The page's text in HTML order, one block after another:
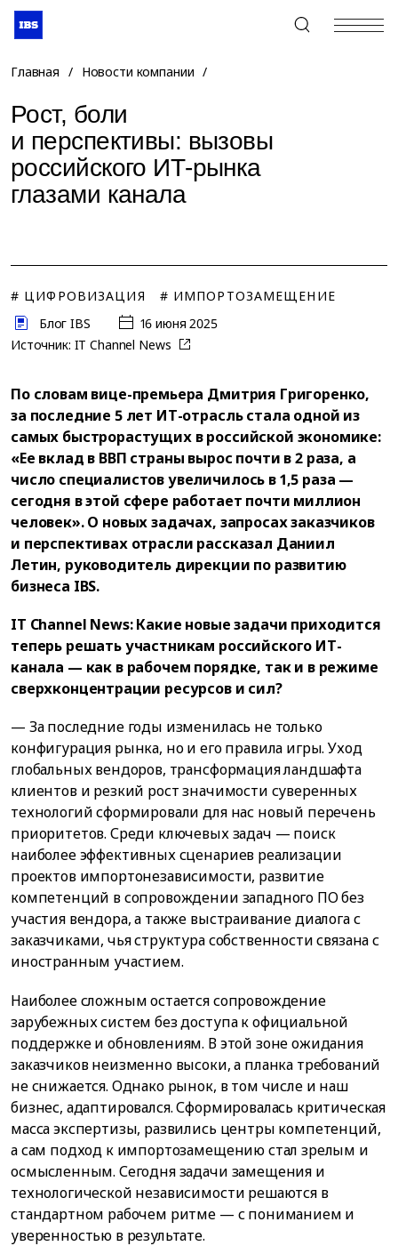
+7 (495) 967-80-80
Главная / Новости компании /
Рост, боли
и перспективы: вызовы
российского ИТ-рынка
глазами канала
# ЦИФРОВИЗАЦИЯ
# ИМПОРТОЗАМЕЩЕНИЕ
Блог IBS
16 июня 2025
Источник: IT Channel News
По словам вице-премьера Дмитрия Григоренко,
за последние 5 лет ИТ-отрасль стала одной из
самых быстрорастущих в российской экономике:
«Ее вклад в ВВП страны вырос почти в 2 раза, а
число специалистов увеличилось в 1,5 раза —
сегодня в этой сфере работает почти миллион
человек». О новых задачах, запросах заказчиков
и перспективах отрасли рассказал Даниил
Летин, руководитель дирекции по развитию
бизнеса IBS.
IT Channel News: Какие новые задачи приходится
теперь решать участникам российского ИТ-
канала — как в рабочем порядке, так и в режиме
сверхконцентрации ресурсов и сил?
— За последние годы изменилась не только
конфигурация рынка, но и его правила игры. Уход
глобальных вендоров, трансформация ландшафта
клиентов и резкий рост значимости суверенных
технологий сформировали для нас новый перечень
приоритетов. Среди ключевых задач — поиск
наиболее эффективных сценариев реализации
проектов импортонезависимости, развитие
компетенций в сопровождении западного ПО без
участия вендора, а также выстраивание диалога с
заказчиками, чья структура собственности связана с
иностранным участием.
Наиболее сложным остается сопровождение
зарубежных систем без доступа к официальной
поддержке и обновлениям. В этой зоне ожидания
заказчиков неизменно высоки, а планка требований
не снижается. Однако рынок, в том числе и наш
бизнес, адаптировался. Сформировалась критическая
масса экспертизы, развились центры компетенций,
а сам подход к импортозамещению стал зрелым и
осмысленным. Сегодня задачи замещения и
технологической независимости решаются в
стандартном рабочем ритме — с пониманием и
уверенностью в результате.